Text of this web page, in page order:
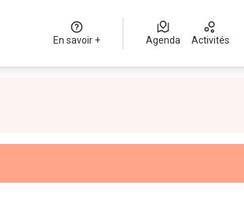
En savoir + Agenda Activités